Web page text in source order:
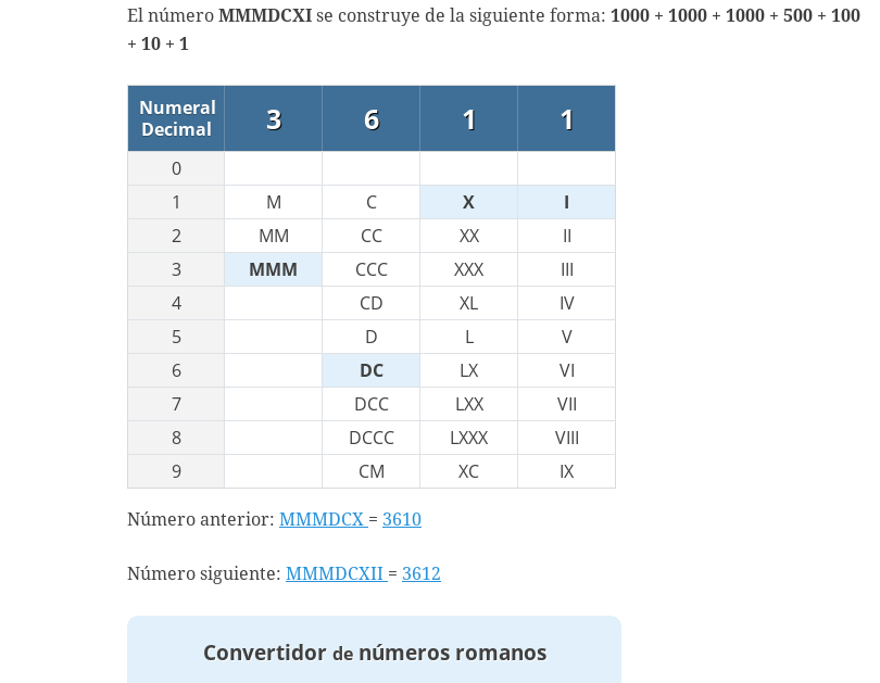
El número MMMDCXI se construye de la siguiente forma: 1000 + 1000 + 1000 + 500 + 100
+ 10 + 1
Numeral
Decimal
3 6 1 1
0
1
M C X
I
2
MM CC XX
II
3
MMM CCC XXX
III
4
CD XL
IV
5
D L
V
6
DC LX
VI
7
DCC LXX
VII
8
DCCC LXXX
VIII
9
CM XC IX
Número anterior: MMMDCX = 3610
Número siguiente: MMMDCXII = 3612
Convertidor denúmeros romanos